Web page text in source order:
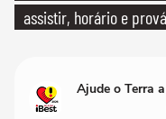
assistir, horário e
Ajude o Terra